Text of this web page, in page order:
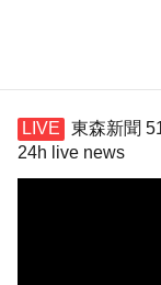
東森新聞
24h live news